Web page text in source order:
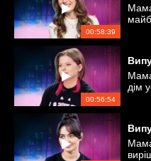
00:58:39
00:56:54
дім